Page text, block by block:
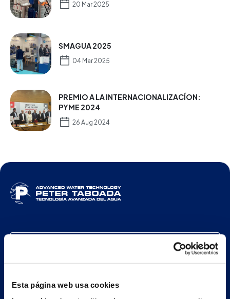
Esta página web usa cookies
20 Mar 2025
SMAGUA 2025
04 Mar 2025
PREMIO A LA INTERNACIONALIZACÍON:
PYME 2024
26 Aug 2024
Nave principal y oficinas